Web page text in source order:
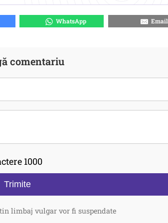
WhatsApp Email
comentariu
1000
Trimite
limbaj vulgar vor fi suspendate